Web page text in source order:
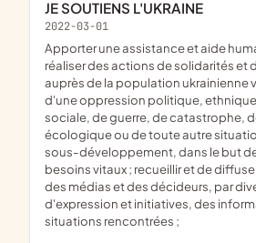
JE SOUTIENS L'UKRAINE
2022-03-01
apporter une assistance et aide humanitaire et de
réaliser des actions de solidarités et
auprès de la population ukrainienne
d'une oppression politique,
sociale, de guerre, de catastrophe,
écologique ou de toute autre
sous-développement, dans le but
besoins vitaux ; recueillir et de
des médias et des décideurs, par
d'expression et initiatives, des
situations rencontrées ;